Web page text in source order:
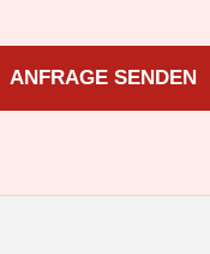
ANFRAGE SENDEN